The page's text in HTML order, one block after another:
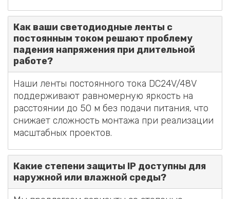
Как ваши светодиодные ленты с
постоянным током решают проблему
падения напряжения при длительной
работе?
Наши ленты постоянного тока DC24V/48V
поддерживают равномерную яркость на
расстоянии до 50 м без подачи питания, что
снижает сложность монтажа при реализации
масштабных проектов.
Какие степени защиты IP доступны для
наружной или влажной среды?